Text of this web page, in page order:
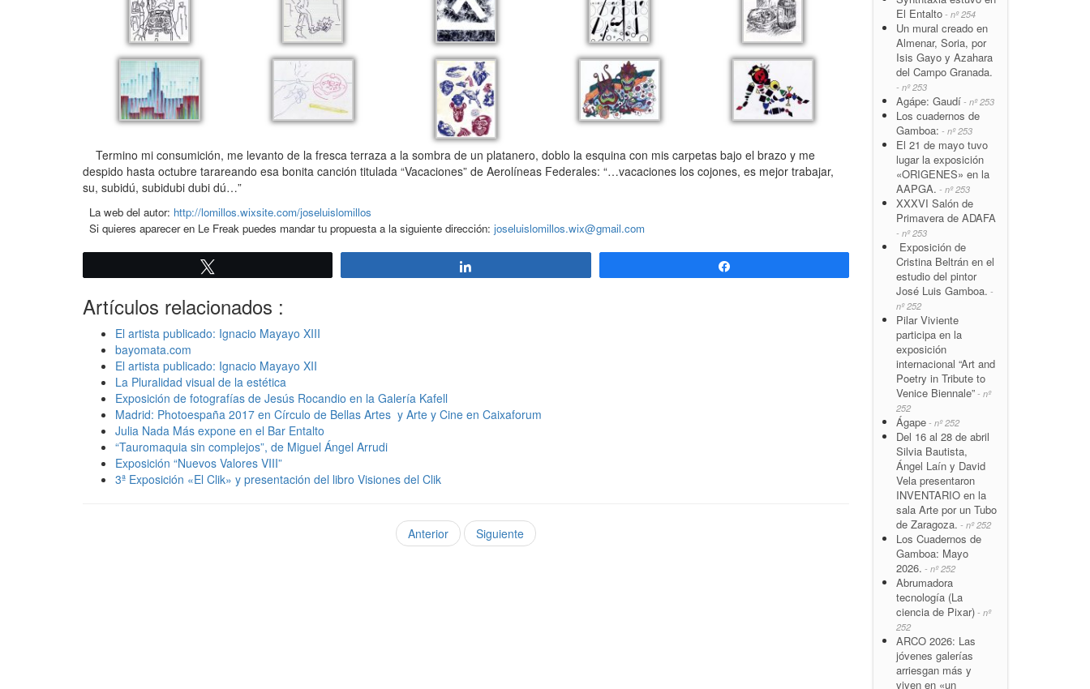
Termino mi consumición, me levanto de la fresca terraza a la sombra de un platanero, doblo la esquina con mis carpetas bajo el brazo y me
despido hasta octubre tarareando esa bonita canción titulada “Vacaciones” de Aerolíneas Federales: “…vacaciones los cojones, es mejor trabajar,
su, subidú, subidubi dubi dú…”
La web del autor: http://lomillos.wixsite.com/joseluislomillos
Si quieres aparecer en Le Freak puedes mandar tu propuesta a la siguiente dirección: joseluislomillos.wix@gmail.com
Artículos relacionados :
El artista publicado: Ignacio Mayayo XIII
bayomata.com
El artista publicado: Ignacio Mayayo XII
La Pluralidad visual de la estética
Exposición de fotografías de Jesús Rocandio en la Galería Kafell
Madrid: Photoespaña 2017 en Círculo de Bellas Artes y Arte y Cine en Caixaforum
Julia Nada Más expone en el Bar Entalto
“Tauromaquia sin complejos”, de Miguel Ángel Arrudi
Exposición “Nuevos Valores VIII”
3ª Exposición «El Clik» y presentación del libro Visiones del Clik
Anterior Siguiente
El Entalto - nº 254
Un mural creado en
Almenar, Soria, por
Isis Gayo y Azahara
del Campo Granada.
- nº 253
Agápe: Gaudí - nº 253
Los cuadernos de
Gamboa: - nº 253
El 21 de mayo tuvo
lugar la exposición
«ORIGENES» en la
AAPGA. - nº 253
XXXVI Salón de
Primavera de ADAFA
- nº 253
Exposición de
Cristina Beltrán en el
estudio del pintor
José Luis Gamboa. -
nº 252
Pilar Viviente
participa en la
exposición
internacional “Art and
Poetry in Tribute to
Venice Biennale” - nº
252
Ágape - nº 252
Del 16 al 28 de abril
Silvia Bautista,
Ángel Laín y David
Vela presentaron
INVENTARIO en la
sala Arte por un Tubo
de Zaragoza. - nº 252
Los Cuadernos de
Gamboa: Mayo
2026. - nº 252
Abrumadora
tecnología (La
ciencia de Pixar) - nº
252
ARCO 2026: Las
jóvenes galerías
arriesgan más y
viven en «un